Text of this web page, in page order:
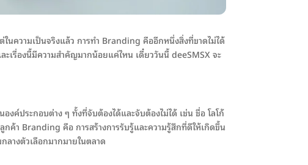
นความเป็นจริงแล้ว การทำ Branding คืออีกหนึ่งสิ่งที่ขาดไม่ได้
ะเรื่องนี้มีความสำคัญมากน้อยแค่ไหน เดี๋ยววันนี้ deeSMSX จะ
ค์ประกอบต่าง ๆ ทั้งที่จับต้องได้และจับต้องไม่ได้ เช่น ชื่อ โลโก้
า Branding คือ การสร้างการรับรู้และความรู้สึกที่ดีให้เกิดขึ้น
ลางตัวเลือกมากมายในตลาด